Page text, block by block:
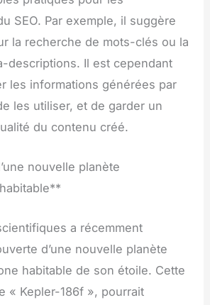
SEO. Par exemple, il suggère
la recherche de mots-clés ou la
descriptions. Il est cependant
les informations générées par
les utiliser, et de garder un
du contenu créé.
nouvelle planète
a récemment
d’une nouvelle planète
habitable de son étoile. Cette
« Kepler-186f », pourrait